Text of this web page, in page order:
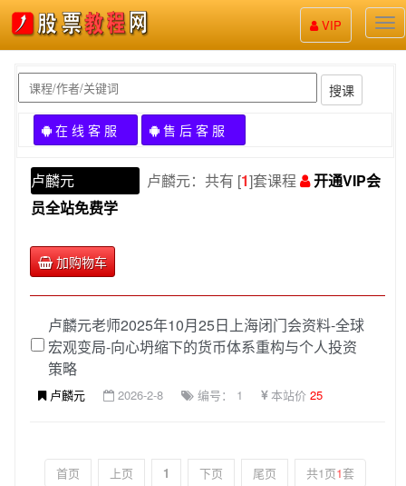
股
票
VIP
搜课
在 线 客 服 售 后 客 服
卢麟元 卢麟元：共有 [1]套课程
开通VIP会
员全站免费学
加购物车
卢麟元老师2025年10月25日上海闭门会资料-全球
宏观变局-向心坍缩下的货币体系重构与个人投资
策略
卢麟元 2026-2-8 编号： 1 本站价 25
首页 上页 1 下页 尾页 共1页1套